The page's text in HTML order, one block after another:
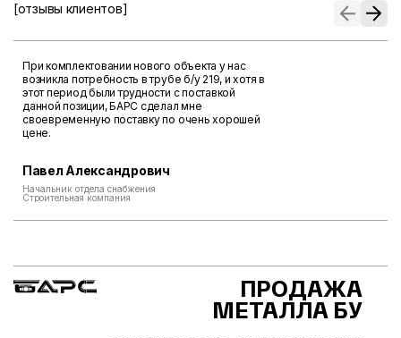
[отзывы клиентов]
При комплектовании нового объекта у нас
возникла потребность в трубе б/у 219, и хотя в
этот период были трудности с поставкой
данной позиции, БАРС сделал мне
своевременную поставку по очень хорошей
цене.
Павел Александрович
Начальник отдела снабжения
Строительная компания
ПРОДАЖА
МЕТАЛЛА БУ